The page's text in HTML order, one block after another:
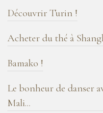
blog
!
Découvrir Turin !
Acheter du thé à
Bamako !
Le bonheur de danser
Mali...